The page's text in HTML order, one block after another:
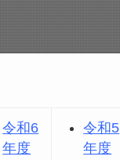
令和6
年度
令和5
年度